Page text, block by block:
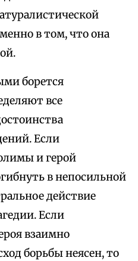
в том, что она
борется
все
Если
и герой
в непосильной
действие
Если
взаимно
борьбы неясен, то